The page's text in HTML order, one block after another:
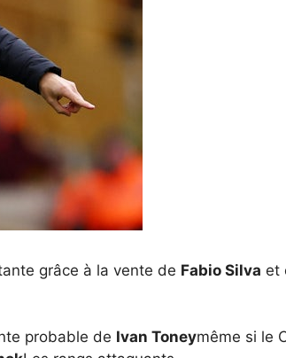
grâce à la vente de Fabio Silva et
probable de Ivan Toneymême si le